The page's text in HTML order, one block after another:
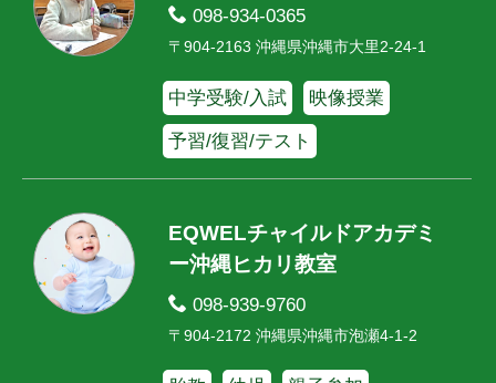
098-934-0365
〒904-2163 沖縄県沖縄市大里2-24-1
中学受験/入試 映像授業
予習/復習/テスト
EQWELチャイルドアカデミ
ー沖縄ヒカリ教室
098-939-9760
〒904-2172 沖縄県沖縄市泡瀬4-1-2